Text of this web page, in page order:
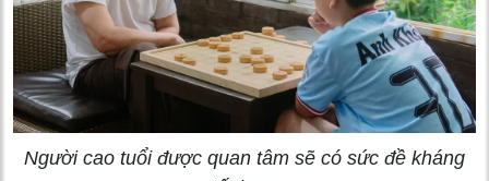
Người cao tuổi được quan tâm sẽ có sức đề kháng